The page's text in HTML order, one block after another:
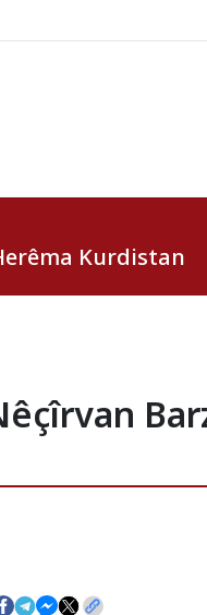
Kurdistan